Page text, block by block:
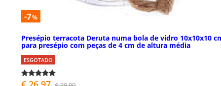
-7%
Presépio terracota Deruta numa bola de vidro 10x10x10
para presépio com peças de 4 cm de altura média
ESGOTADO